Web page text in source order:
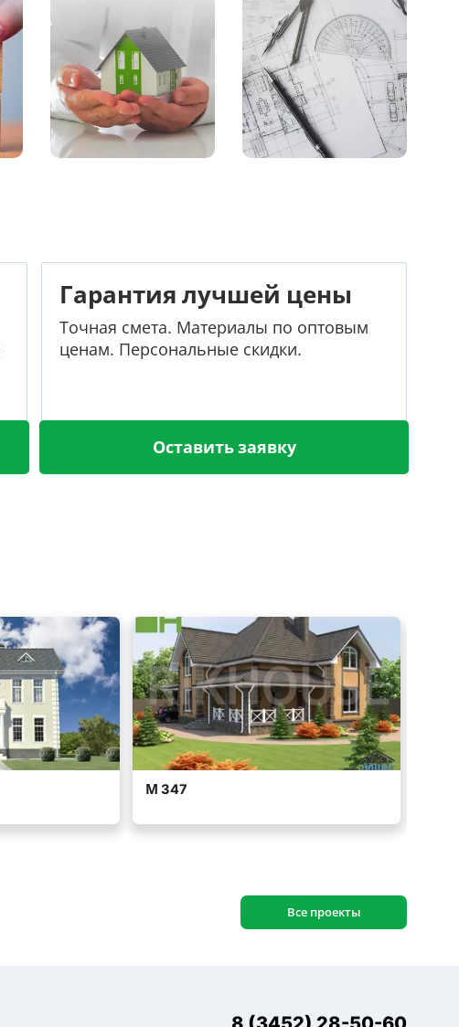
Гарантия лучшей цены
Точная смета. Материалы по оптовым
ценам. Персональные скидки.
Оставить заявку
Все проекты